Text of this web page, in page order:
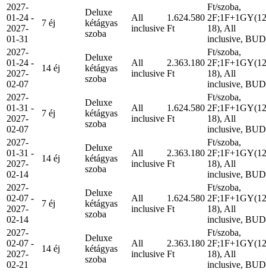
2027-
01-24 -
2027-
01-31
7 éj
Deluxe
kétágyas
szoba
All
inclusive
1.624.580
Ft
Ft/szoba,
18), All
inclusive, BUD
2027-
01-24 -
2027-
02-07
14 éj
Deluxe
kétágyas
szoba
All
inclusive
2.363.180
Ft
Ft/szoba,
18), All
inclusive, BUD
2027-
01-31 -
2027-
02-07
7 éj
Deluxe
kétágyas
szoba
All
inclusive
1.624.580
Ft
Ft/szoba,
18), All
inclusive, BUD
2027-
01-31 -
2027-
02-14
14 éj
Deluxe
kétágyas
szoba
All
inclusive
2.363.180
Ft
Ft/szoba,
18), All
inclusive, BUD
2027-
02-07 -
2027-
02-14
7 éj
Deluxe
kétágyas
szoba
All
inclusive
1.624.580
Ft
Ft/szoba,
18), All
inclusive, BUD
2027-
02-07 -
2027-
02-21
14 éj
Deluxe
kétágyas
szoba
All
inclusive
2.363.180
Ft
Ft/szoba,
18), All
inclusive, BUD